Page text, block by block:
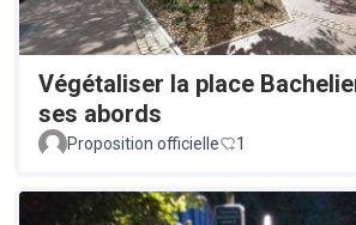
Végétaliser la place
ses abords
Proposition officielle 1